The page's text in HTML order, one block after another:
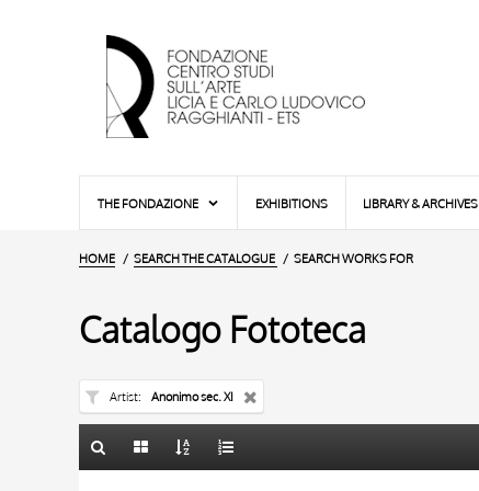
THE FONDAZIONE EXHIBITIONS LIBRARY & ARCHIVES
HOME SEARCH THE CATALOGUE SEARCH WORKS FOR
Catalogo Fototeca
Artist Anonimo sec. XI